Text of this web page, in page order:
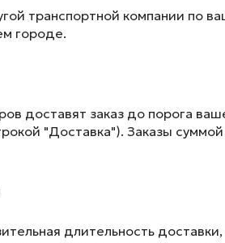
транспортной компании по
городе.
доставят заказ до порога
"Доставка"). Заказы
длительность